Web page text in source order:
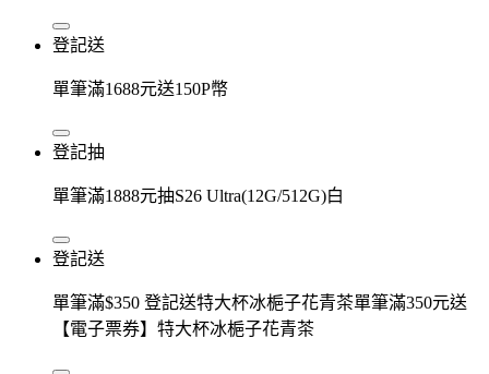
登記送
單筆滿1688元送150P幣
登記抽
單筆滿1888元抽S26 Ultra(12G/512G)白
登記送
單筆滿$350 登記送特大杯冰梔子花青茶單筆滿350元送
【電子票券】特大杯冰梔子花青茶